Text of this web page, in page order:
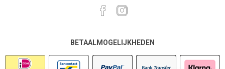
BETAALMOGELIJKHEDEN